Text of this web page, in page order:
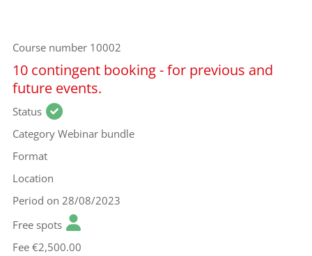
Course number 10002
10 contingent booking - for previous and
future events.
Status
Category Webinar bundle
Format
Location
Period on 28/08/2023
Free spots
Fee €2,500.00